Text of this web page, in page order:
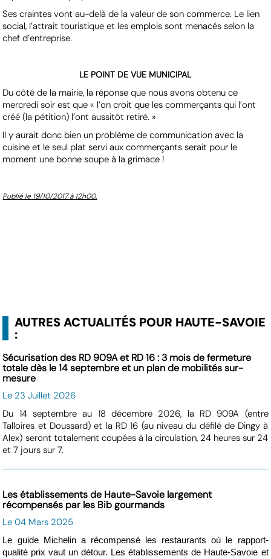
Ses craintes vont au-delà de la valeur de son commerce. Le lien
social, l’attrait touristique et les emplois sont menacés selon la
chef d’entreprise.
LE POINT DE VUE MUNICIPAL
Du côté de la mairie, la réponse que nous avons obtenu ce
mercredi soir est que « l’on croit que les commerçants qui l’ont
créé (la pétition) l’ont aussitôt retiré. »
Il y aurait donc bien un problème de communication avec la
cuisine et le seul plat servi aux commerçants serait pour le
moment une bonne soupe à la grimace !
Publié le 19/10/2017 à 12h00.
AUTRES ACTUALITÉS POUR HAUTE-SAVOIE
:
Sécurisation des RD 909A et RD 16 : 3 mois de fermeture
totale dès le 14 septembre et un plan de mobilités sur-
mesure
Le 23 Juillet 2026
Du 14 septembre au 18 décembre 2026, la RD 909A (entre
Talloires et Doussard) et la RD 16 (au niveau du défilé de Dingy à
Alex) seront totalement coupées à la circulation, 24 heures sur 24
et 7 jours sur 7.
Les établissements de Haute-Savoie largement
récompensés par les Bib gourmands
Le 04 Mars 2025
Le guide Michelin a récompensé les restaurants où le rapport-
qualité prix vaut un détour. Les établissements de Haute-Savoie et